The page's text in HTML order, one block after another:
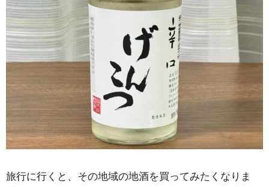
旅行に行くと、その地域の地酒を買ってみたくなりま